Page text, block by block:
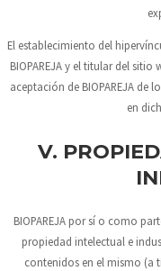
El establecimiento del
BIOPAREJAy el titular del sitio
aceptación de BIOPAREJAde
en
V.
BIOPAREJApor sí o como
propiedad intelectual e
contenidos en el mismo (a